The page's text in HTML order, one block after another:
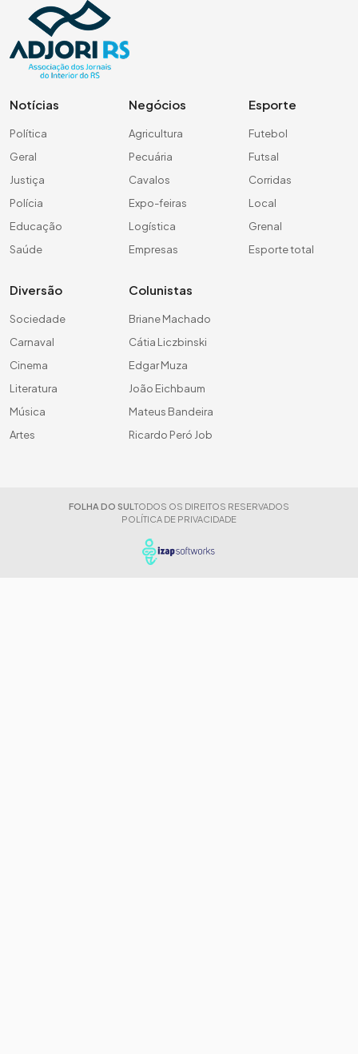
Notícias
Política
Geral
Justiça
Polícia
Educação
Saúde
Negócios
Agricultura
Pecuária
Cavalos
Expo-feiras
Logística
Empresas
Esporte
Futebol
Futsal
Corridas
Local
Grenal
Esporte total
Diversão
Sociedade
Carnaval
Cinema
Literatura
Música
Artes
Colunistas
Briane Machado
Cátia Liczbinski
Edgar Muza
João Eichbaum
Mateus Bandeira
Ricardo Peró Job
FOLHA DO SUL TODOS OS DIREITOS RESERVADOS
POLÍTICA DE PRIVACIDADE